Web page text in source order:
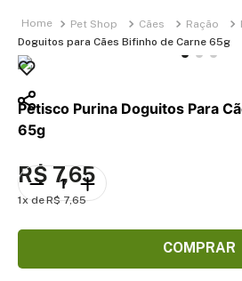
Pet Shop Cães Ração
Doguitos para Cães Bifinho de Carne 65g
Petisco Purina Doguitos Para
65g
R$7,65
1 R$ 7,65
COMPRAR